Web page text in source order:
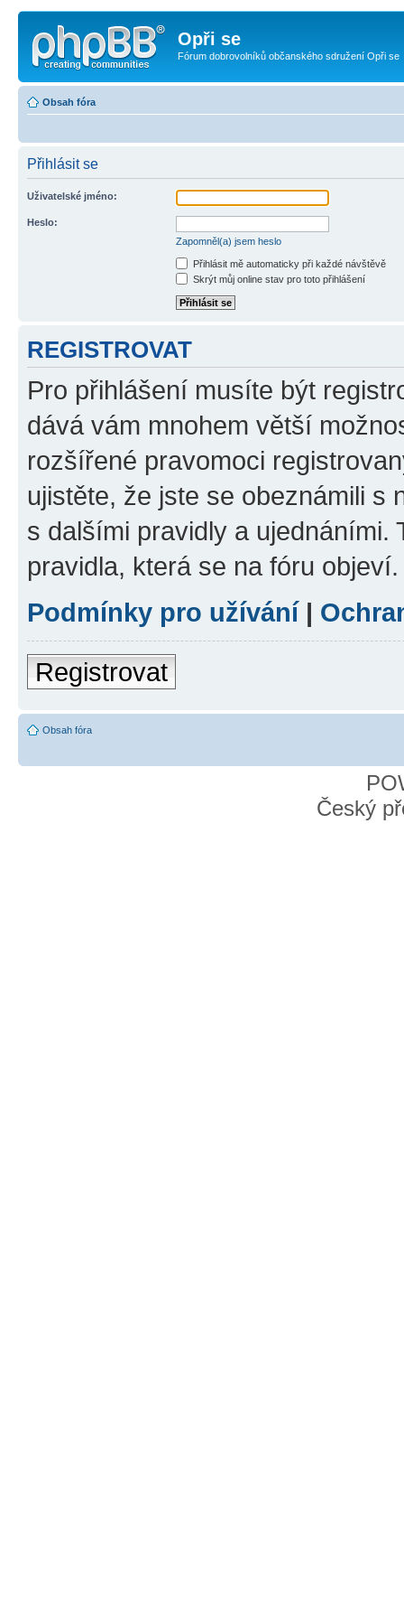
Opři se
Fórum dobrovolníků občanského sdružení Opři se
Obsah fóra
Přihlásit se
Uživatelské jméno:
Heslo:
Zapomněl(a) jsem heslo
Přihlásit mě automaticky při každé návštěvě
Skrýt můj online stav pro toto přihlášení
REGISTROVAT
Pro přihlášení musíte být
dává vám mnohem větší
rozšířené pravomoci
ujistěte, že jste se obeznámili s
s dalšími pravidly a ujednáními.
pravidla, která se na fóru objeví.
Podmínky pro užívání |
Registrovat
Obsah fóra
Český